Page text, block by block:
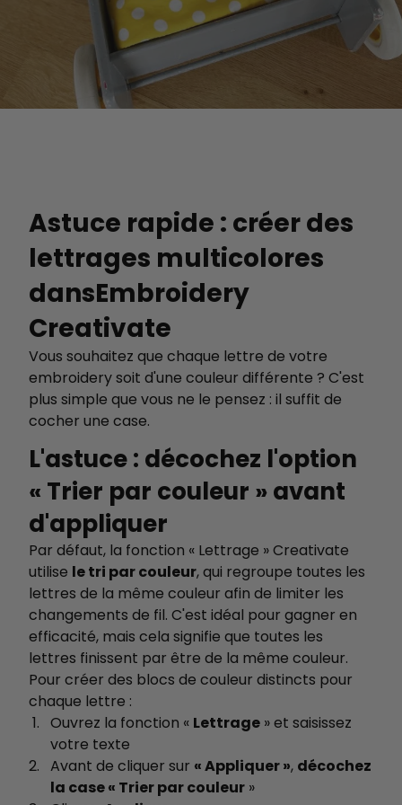
Astuce rapide : créer des
lettrages multicolores
dansEmbroidery
Creativate
Vous souhaitez que chaque lettre de votre
embroidery soit d'une couleur différente ? C'est
plus simple que vous ne le pensez : il suffit de
cocher une case.
L'astuce : décochez l'option
« Trier par couleur » avant
d'appliquer
Par défaut, la fonction « Lettrage » Creativate
utilise le tri par couleur, qui regroupe toutes les
lettres de la même couleur afin de limiter les
changements de fil. C'est idéal pour gagner en
efficacité, mais cela signifie que toutes les
lettres finissent par être de la même couleur.
Pour créer des blocs de couleur distincts pour
chaque lettre :
Ouvrez la fonction « Lettrage » et saisissez
votre texte
Avant de cliquer sur « Appliquer », décochez
la case « Trier par couleur »